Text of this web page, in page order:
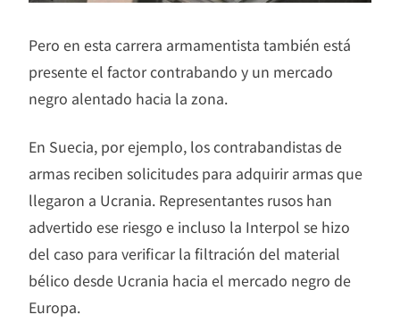
Pero en esta carrera armamentista también está
presente el factor contrabando y un mercado
negro alentado hacia la zona.
En Suecia, por ejemplo, los contrabandistas de
armas reciben solicitudes para adquirir armas que
llegaron a Ucrania. Representantes rusos han
advertido ese riesgo e incluso la Interpol se hizo
del caso para verificar la filtración del material
bélico desde Ucrania hacia el mercado negro de
Europa.